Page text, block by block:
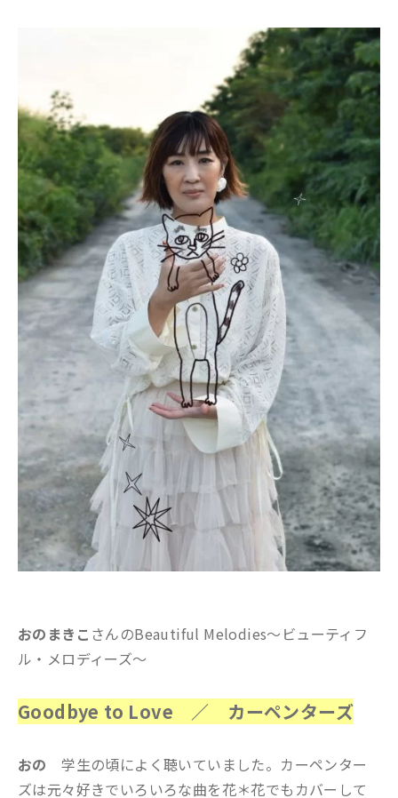
おのまきこ さんのBeautiful Melodies～ビューティフ
ル・メロディーズ～
Goodbye to Love ／ カーペンターズ
おの学生の頃によく聴いていました。カーペンター
ズは元々好きでいろいろな曲を花＊花でもカバーして